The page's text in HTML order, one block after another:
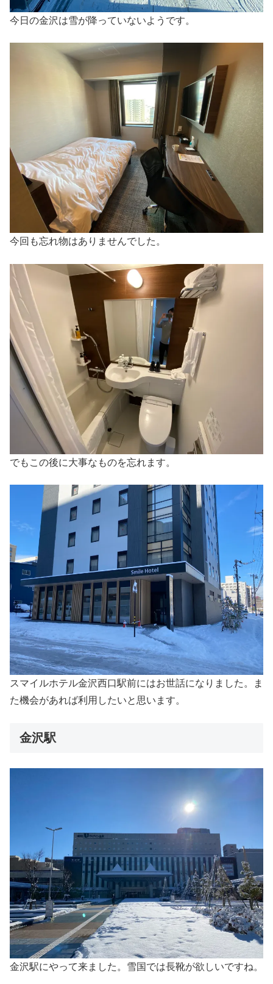
今日の金沢は雪が降っていないようです。
今回も忘れ物はありませんでした。
でもこの後に大事なものを忘れます。
スマイルホテル金沢西口駅前にはお世話になりました。
ま
た機会があれば利用したいと思います。
金沢駅
金沢駅にやって来ました。雪国では長靴が欲しいですね。